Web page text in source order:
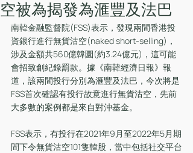
空被為揭發為滙豐及法巴
南韓金融監督院(FSS)表示，發現兩間香港投
資銀行進行無貨沽空(naked short-selling)，
涉及金額共560億韓圜(約3.24億元)，這可能
會招致創紀錄罰款。據《南韓經濟日報》報
道，該兩間投行分別為滙豐及法巴，今次將是
FSS首次確認有投行故意進行無貨沽空，先前
大多數的案例都是來自對沖基金。
FSS表示，有投行在2021年9月至2022年5月期
間下令無貨沽空101隻韓股，當中包括社交平台